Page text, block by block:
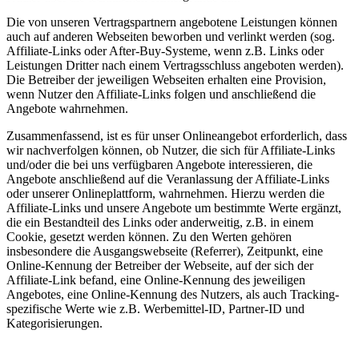
Die von unseren Vertragspartnern angebotene Leistungen können
auch auf anderen Webseiten beworben und verlinkt werden (sog.
Affiliate-Links oder After-Buy-Systeme, wenn z.B. Links oder
Leistungen Dritter nach einem Vertragsschluss angeboten werden).
Die Betreiber der jeweiligen Webseiten erhalten eine Provision,
wenn Nutzer den Affiliate-Links folgen und anschließend die
Angebote wahrnehmen.
Zusammenfassend, ist es für unser Onlineangebot erforderlich, dass
wir nachverfolgen können, ob Nutzer, die sich für Affiliate-Links
und/oder die bei uns verfügbaren Angebote interessieren, die
Angebote anschließend auf die Veranlassung der Affiliate-Links
oder unserer Onlineplattform, wahrnehmen. Hierzu werden die
Affiliate-Links und unsere Angebote um bestimmte Werte ergänzt,
die ein Bestandteil des Links oder anderweitig, z.B. in einem
Cookie, gesetzt werden können. Zu den Werten gehören
insbesondere die Ausgangswebseite (Referrer), Zeitpunkt, eine
Online-Kennung der Betreiber der Webseite, auf der sich der
Affiliate-Link befand, eine Online-Kennung des jeweiligen
Angebotes, eine Online-Kennung des Nutzers, als auch Tracking-
spezifische Werte wie z.B. Werbemittel-ID, Partner-ID und
Kategorisierungen.